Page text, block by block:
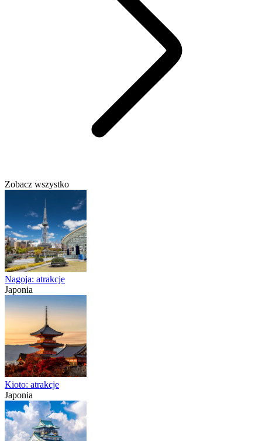
Zobacz wszystko
Nagoja: atrakcje
Japonia
Kioto: atrakcje
Japonia